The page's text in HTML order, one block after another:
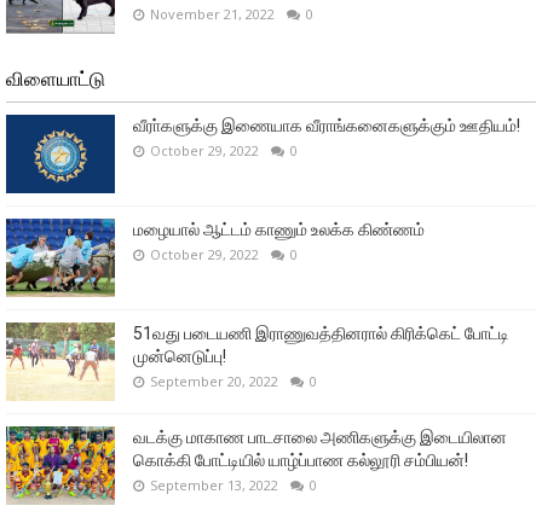
November 21, 2022 0
விளையாட்டு
வீரா்களுக்கு இணையாக வீராங்கனைகளுக்கும் ஊதியம்!
October 29, 2022 0
மழையால் ஆட்டம் காணும் உலக்க கிண்ணம்
October 29, 2022 0
51வது படையணி இராணுவத்தினரால் கிரிக்கெட் போட்டி
முன்னெடுப்பு!
September 20, 2022 0
வடக்கு மாகாண பாடசாலை அணிகளுக்கு இடையிலான
கொக்கி போட்டியில் யாழ்ப்பாண கல்லூரி சம்பியன்!
September 13, 2022 0